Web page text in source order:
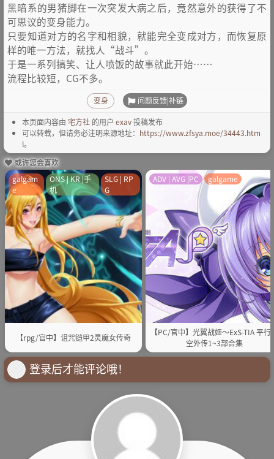
黑暗系的男猪脚在一次突发大病之后，竟然意外的获得了不
可思议的变身能力。
只要知道对方的名字和相貌，就能完全变成对方，而恢复原
样的唯一方法，就找人“战斗”。
于是一系列搞笑、让人喷饭的故事就此开始……
流程比较短，CG不多。
变身 问题反馈|补链
本页面内容由 宅方社 的用户 exav投稿发布
可以转载，但请务必注明来源地址： https://www.zfsya.moe/34443.htm
l。
或许您会喜欢
【rpg/官中】诅咒铠甲2灵魔女传奇
galgam
e
ONS | KR |手
机
SLG | RP
G
【PC/官中】光翼战姬～ExS-TIA 平行
空外传1~3部合集
ADV | AVG |PC galgame
登录后才能评论哦！